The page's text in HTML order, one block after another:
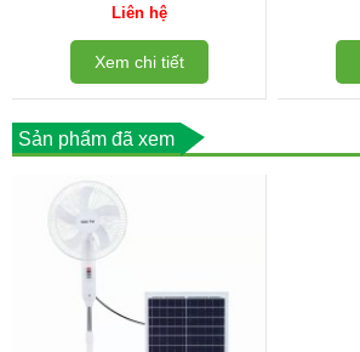
TP-198F
Liên hệ
Xem chi tiết
Sản phẩm đã xem